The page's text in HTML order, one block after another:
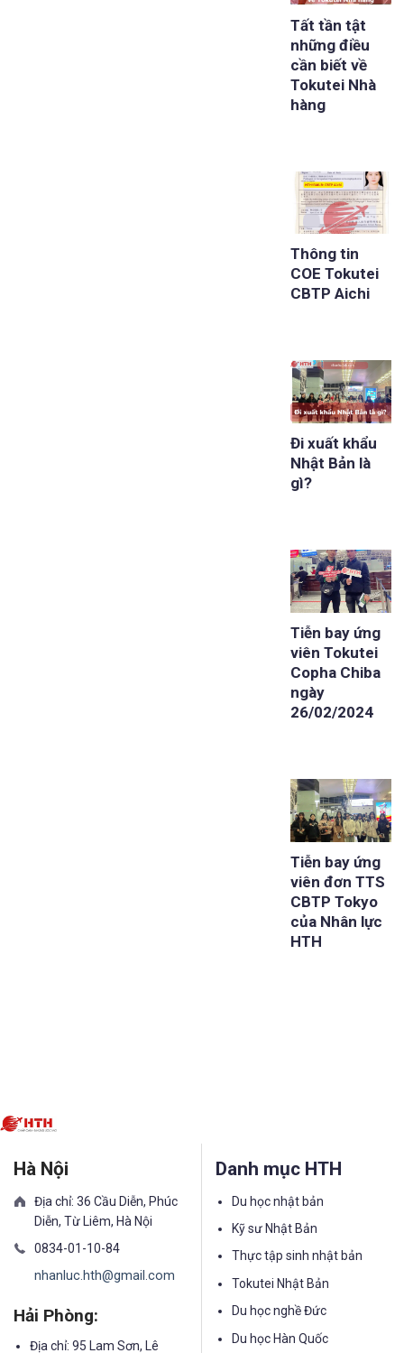
Tất tần tật
những điều
cần biết về
Tokutei Nhà
hàng
Thông tin
COE Tokutei
CBTP Aichi
Đi xuất khẩu
Nhật Bản là
gì?
Tiễn bay ứng
viên Tokutei
Copha Chiba
ngày
26/02/2024
Tiễn bay ứng
viên đơn TTS
CBTP Tokyo
của Nhân lực
HTH
Hà Nội
Địa chỉ: 36 Cầu Diễn, Phúc
Diễn, Từ Liêm, Hà Nội
0834-01-10-84
nhanluc.hth@gmail.com
Hải Phòng:
Địa chỉ: 95 Lam Sơn, Lê
Danh mục HTH
Du học nhật bản
Kỹ sư Nhật Bản
Thực tập sinh nhật bản
Tokutei Nhật Bản
Du học nghề Đức
Du học Hàn Quốc